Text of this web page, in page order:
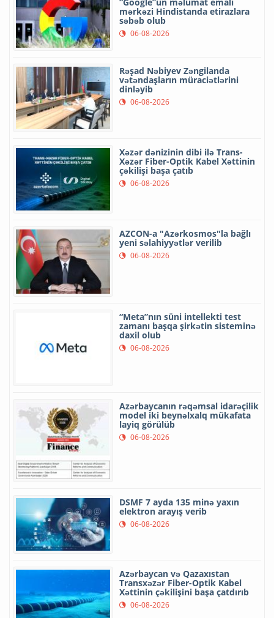
mərkəzi Hindistanda etirazlara
səbəb olub
06-08-2026
Rəşad Nəbiyev Zəngilanda
vətəndaşların müraciətlərini
dinləyib
06-08-2026
Xəzər dənizinin dibi ilə Trans-
Xəzər Fiber-Optik Kabel Xəttinin
çəkilişi başa çatıb
06-08-2026
AZCON-a "Azərkosmos"la bağlı
yeni səlahiyyətlər verilib
06-08-2026
“Meta”nın süni intellekti test
zamanı başqa şirkətin sisteminə
daxil olub
06-08-2026
Azərbaycanın rəqəmsal idarəçilik
model iki beynəlxalq mükafata
layiq görülüb
06-08-2026
DSMF 7 ayda 135 minə yaxın
elektron arayış verib
06-08-2026
Azərbaycan və Qazaxıstan
Transxəzər Fiber-Optik Kabel
Xəttinin çəkilişini başa çatdırıb
06-08-2026